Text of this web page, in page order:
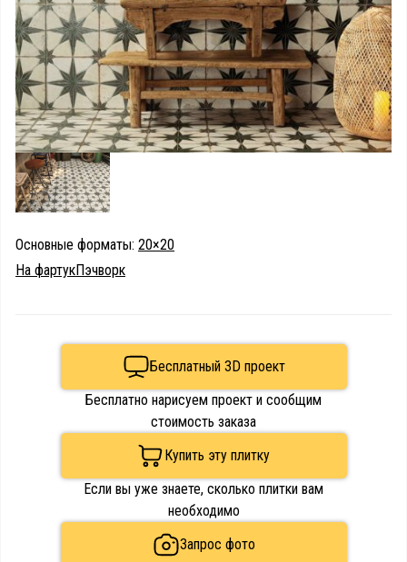
Основные форматы: 20×20
На фартукПэчворк
Бесплатный 3D проект
Бесплатно нарисуем проект и сообщим
стоимость заказа
Купить эту плитку
Если вы уже знаете, сколько плитки вам
необходимо
Запрос фото